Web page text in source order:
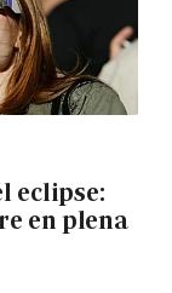
eclipse:
en plena